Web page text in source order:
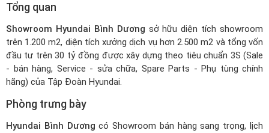
Tổng quan
Showroom Hyundai Bình Dương sở hữu diện tích showroom
trên 1.200 m2, diện tích xưởng dịch vụ hơn 2.500 m2 và tổng vốn
đầu tư trên 30 tỷ đồng được xây dựng theo tiêu chuẩn 3S (Sale
- bán hàng, Service - sửa chữa, Spare Parts - Phụ tùng chính
hãng) của Tập Đoàn Hyundai.
Phòng trưng bày
Hyundai Bình Dương có Showroom bán hàng sang trọng, lịch